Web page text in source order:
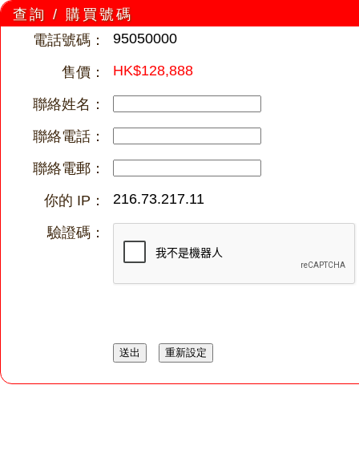
查詢 / 購買號碼
電話號碼：
95050000
售價： HK$128,888
聯絡姓名：
聯絡電話：
聯絡電郵：
你的 IP：
216.73.217.11
驗證碼：